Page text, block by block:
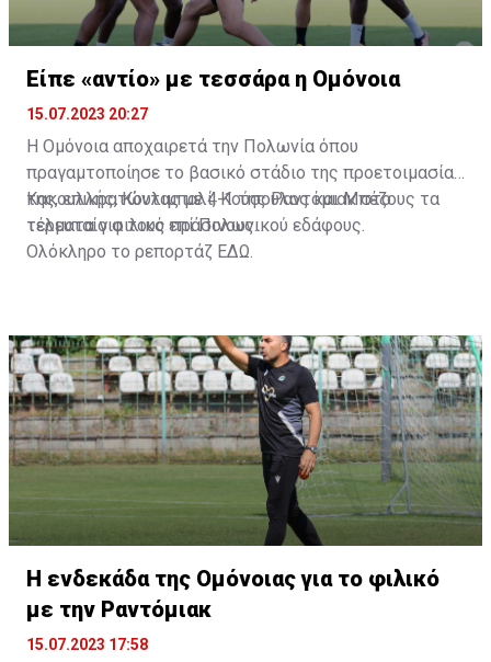
Είπε «αντίο» με τεσσάρα η Ομόνοια
15.07.2023 20:27
Η Ομόνοια αποχαιρετά την Πολωνία όπου
πραγαμτοποίησε το βασικό στάδιο της προετοιμασίας
της, επικρατώντας με 4-1 της Ραντόμιακ στο
τελευταίο φιλικό επί Πολωνικού εδάφους.
Κακουλλής, Κουλιμπαλί, Κούσουλος και Μπέζους τα
τέρματα για τους πράσινους.
Ολόκληρο το ρεπορτάζ ΕΔΩ
Η ενδεκάδα της Ομόνοιας για το φιλικό
με την Ραντόμιακ
15.07.2023 17:58